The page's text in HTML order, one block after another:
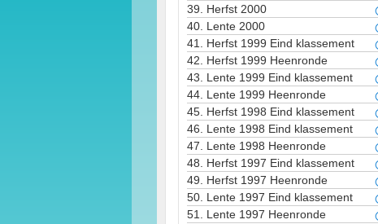
39. Herfst 2000
40. Lente 2000
41. Herfst 1999 Eind klassement
42. Herfst 1999 Heenronde
43. Lente 1999 Eind klassement
44. Lente 1999 Heenronde
45. Herfst 1998 Eind klassement
46. Lente 1998 Eind klassement
47. Lente 1998 Heenronde
48. Herfst 1997 Eind klassement
49. Herfst 1997 Heenronde
50. Lente 1997 Eind klassement
51. Lente 1997 Heenronde